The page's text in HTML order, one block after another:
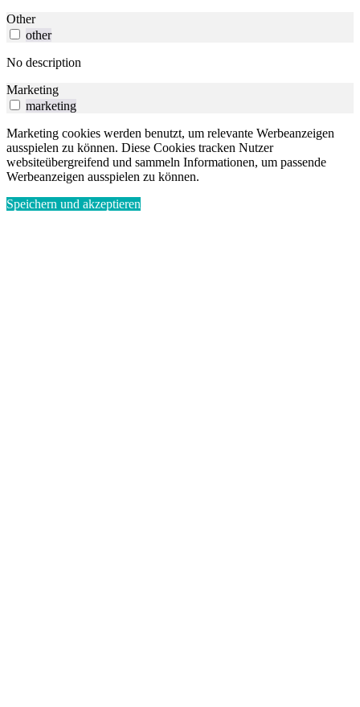
Other
other
No description
Marketing
marketing
Marketing cookies werden benutzt, um relevante Werbeanzeigen
ausspielen zu können. Diese Cookies tracken Nutzer
websiteübergreifend und sammeln Informationen, um passende
Werbeanzeigen ausspielen zu können.
Speichern und akzeptieren